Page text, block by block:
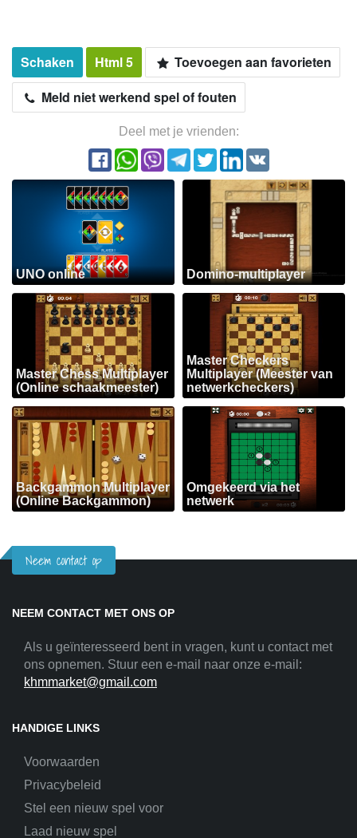
Schaken Html 5
Toevoegen aan favorieten
Meld niet werkend spel of fouten
Deel met je vrienden:
UNO online Domino-multiplayer
Master Chess Multiplayer
(Online schaakmeester)
Master Checkers
Multiplayer (Meester van
netwerkcheckers)
Backgammon Multiplayer
(Online Backgammon)
Omgekeerd via het
netwerk
Neem contact op
NEEM CONTACT MET ONS OP
Als u geïnteresseerd bent in vragen, kunt u contact met
ons opnemen. Stuur een e-mail naar onze e-mail:
khmmarket@gmail.com
HANDIGE LINKS
Voorwaarden
Privacybeleid
Stel een nieuw spel voor
Laad nieuw spel